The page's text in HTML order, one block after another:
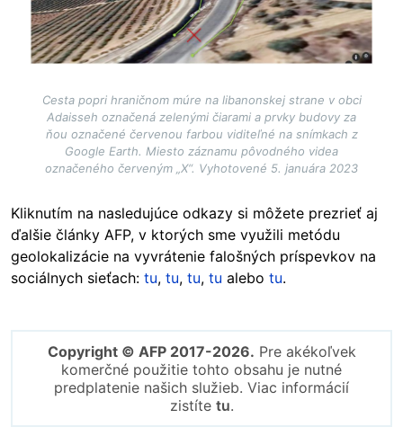
Cesta popri hraničnom múre na libanonskej strane v obci
Adaisseh označená zelenými čiarami a prvky budovy za
ňou označené červenou farbou viditeľné na snímkach z
Google Earth. Miesto záznamu pôvodného videa
označeného červeným „X“. Vyhotovené 5. januára 2023
Kliknutím na nasledujúce odkazy si môžete prezrieť aj
ďalšie články AFP, v ktorých sme využili metódu
geolokalizácie na vyvrátenie falošných príspevkov na
sociálnych sieťach: tu, tu, tu, tu alebo tu.
Copyright © AFP 2017-2026. Pre akékoľvek
komerčné použitie tohto obsahu je nutné
predplatenie našich služieb. Viac informácií
zistíte tu.